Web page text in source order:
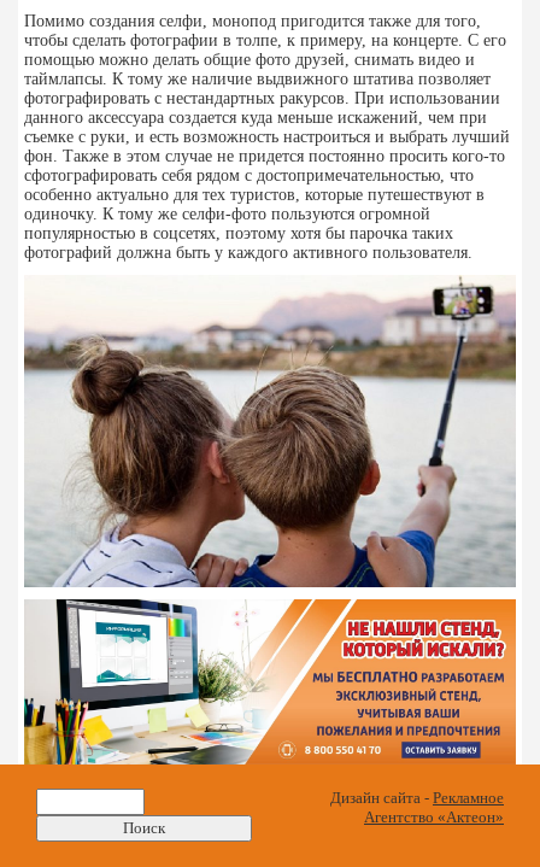
Помимо создания селфи, монопод пригодится также для того,
чтобы сделать фотографии в толпе, к примеру, на концерте. С его
помощью можно делать общие фото друзей, снимать видео и
таймлапсы. К тому же наличие выдвижного штатива позволяет
фотографировать с нестандартных ракурсов. При использовании
данного аксессуара создается куда меньше искажений, чем при
съемке с руки, и есть возможность настроиться и выбрать лучший
фон. Также в этом случае не придется постоянно просить кого-то
сфотографировать себя рядом с достопримечательностью, что
особенно актуально для тех туристов, которые путешествуют в
одиночку. К тому же селфи-фото пользуются огромной
популярностью в соцсетях, поэтому хотя бы парочка таких
фотографий должна быть у каждого активного пользователя.
Дизайн сайта - Рекламное
Агентство «Актеон»